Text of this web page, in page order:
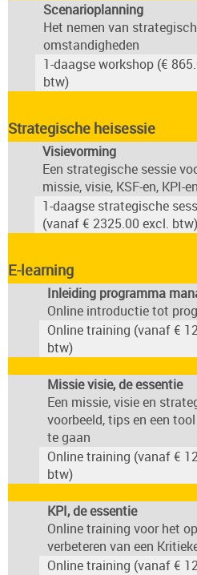
Scenarioplanning
Het nemen van
omstandigheden
1-daagse workshop (€
btw)
Strategische heisessie
Visievorming
Een strategische sessie
missie, visie, KSF-en, KPI-
1-daagse strategische
(vanaf € 2325.00 excl. btw)
E-learning
Inleiding programma
Online introductie tot
Online training (vanaf €
btw)
Missie visie, de essentie
Een missie, visie en
voorbeeld, tips en een
te gaan
Online training (vanaf €
btw)
KPI, de essentie
Online training voor het
verbeteren van een
Online training (vanaf €